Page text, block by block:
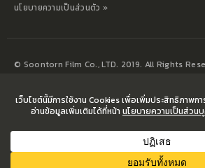
นโยบายความเป็นส่วนตัว »
© Soontorn Film Co., LTD. 2019. All Rights
WORKING DAYS/HOURS
จันทร์ – เสาร์ / 09:00 – 18.00